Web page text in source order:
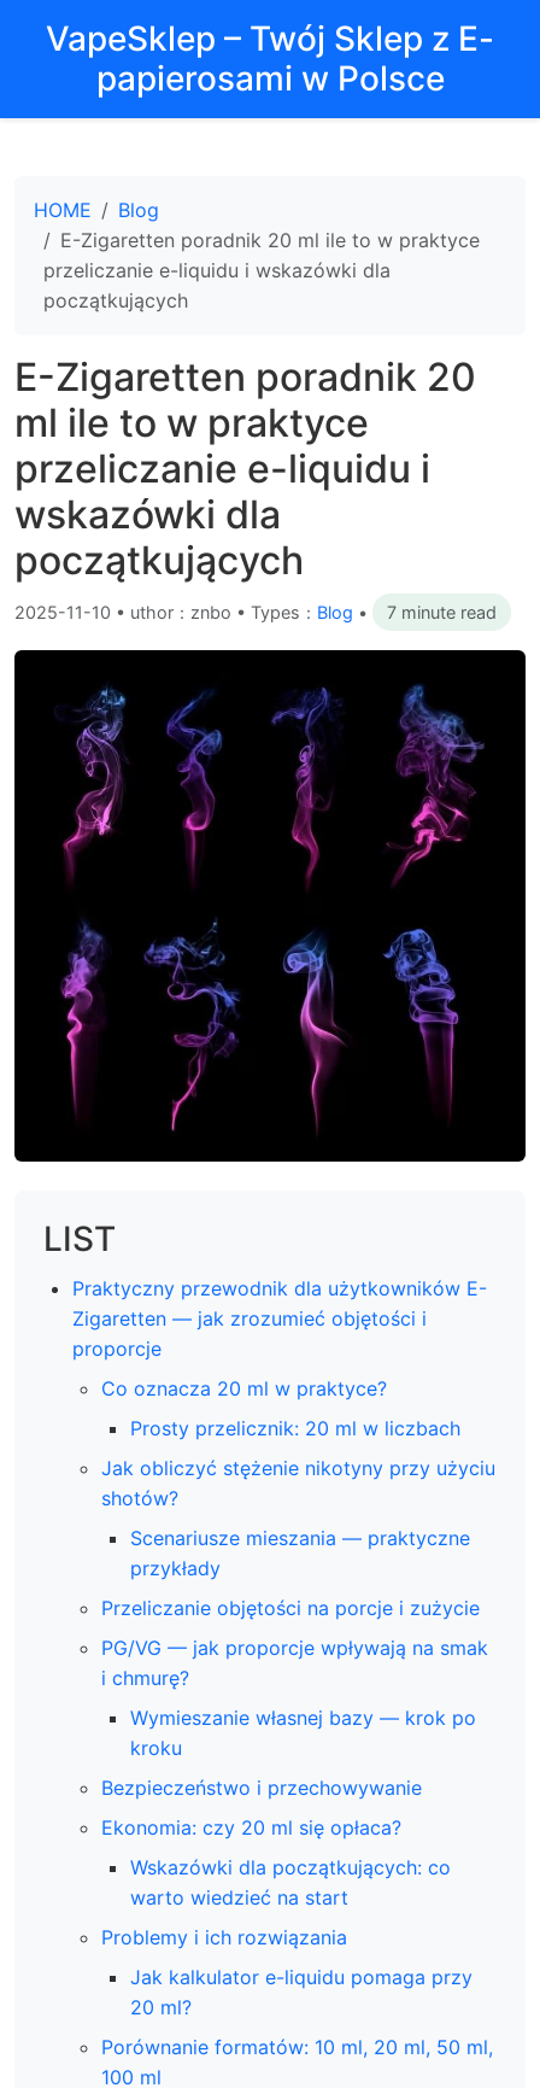
VapeSklep – Twój Sklep z E-
papierosami w Polsce
HOME
Blog
E-Zigaretten poradnik 20 ml ile to w praktyce
przeliczanie e-liquidu i wskazówki dla
początkujących
E-Zigaretten poradnik 20
ml ile to w praktyce
przeliczanie e-liquidu i
wskazówki dla
początkujących
2025-11-10 • uthor：znbo • Types： Blog • 7 minute read
LIST
Praktyczny przewodnik dla użytkowników E-
Zigaretten — jak zrozumieć objętości i
proporcje
Co oznacza 20 ml w praktyce?
Prosty przelicznik: 20 ml w liczbach
Jak obliczyć stężenie nikotyny przy użyciu
shotów?
Scenariusze mieszania — praktyczne
przykłady
Przeliczanie objętości na porcje i zużycie
PG/VG — jak proporcje wpływają na smak
i chmurę?
Wymieszanie własnej bazy — krok po
kroku
Bezpieczeństwo i przechowywanie
Ekonomia: czy 20 ml się opłaca?
Wskazówki dla początkujących: co
warto wiedzieć na start
Problemy i ich rozwiązania
Jak kalkulator e-liquidu pomaga przy
20 ml?
Porównanie formatów: 10 ml, 20 ml, 50 ml,
100 ml